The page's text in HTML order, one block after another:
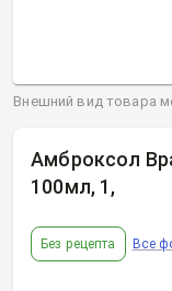
Амброксол
100мл, 1 ,
Без рецепта Все
Внешний вид товара